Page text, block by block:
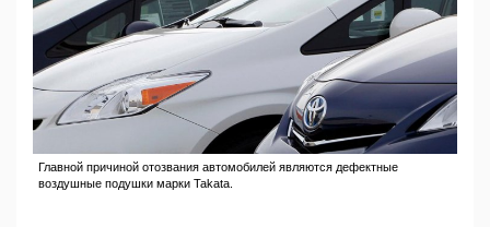
Главной причиной отозвания автомобилей являются дефектные
воздушные подушки марки Takata.